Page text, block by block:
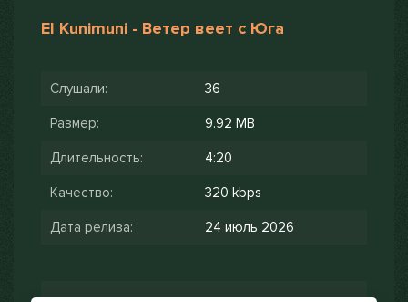
El Kunimuni - Ветер веет с Юга
Слушали: 36
Размер: 9.92 MB
Длительность: 4:20
Качество: 320 kbps
Дата релиза: 24 июль 2026